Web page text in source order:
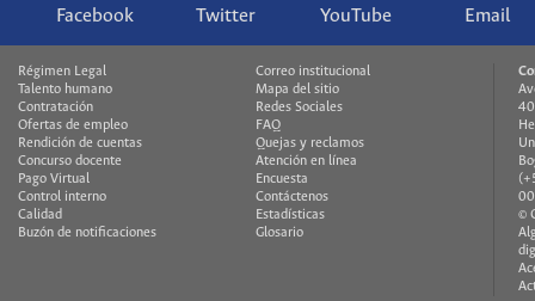
Facebook Twitter YouTube Email
Régimen Legal
Talento humano
Contratación
Ofertas de empleo
Rendición de cuentas
Concurso docente
Pago Virtual
Control interno
Calidad
Buzón de notificaciones
Correo institucional
Mapa del sitio
Redes Sociales
FAQ
Quejas y reclamos
Atención en línea
Encuesta
Contáctenos
Estadísticas
Glosario
©